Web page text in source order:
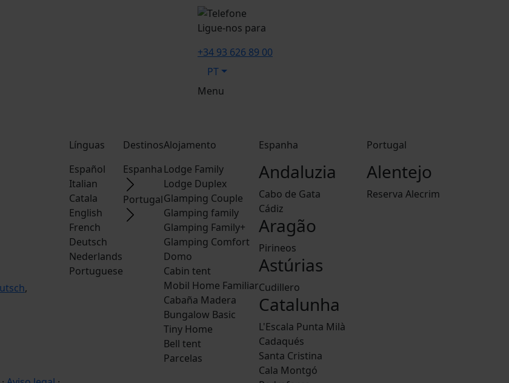
Ligue-nos para
+34 93 626 89 00
PT
Menu
,
Línguas
Español
Italian
Catala
English
French
Deutsch
Nederlands
Portuguese
Destinos
Espanha
Portugal
Alojamento
Lodge Family
Lodge Duplex
Glamping Couple
Glamping family
Glamping Family+
Glamping Comfort
Domo
Cabin tent
Mobil Home Familiar
Cabaña Madera
Bungalow Basic
Tiny Home
Bell tent
Parcelas
Espanha
Andaluzia
Cabo de Gata
Cádiz
Aragão
Pirineos
Astúrias
Cudillero
Catalunha
L'Escala Punta Milà
Cadaqués
Santa Cristina
Cala Montgó
Portugal
Alentejo
Reserva Alecrim